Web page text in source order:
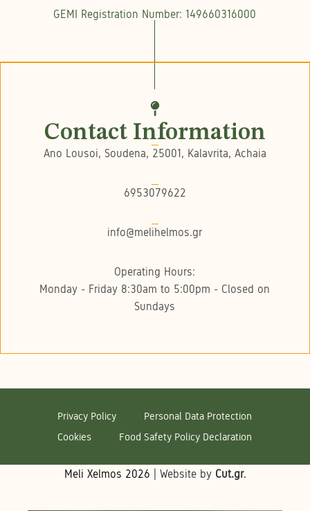
GEMI Registration Number: 149660316000
Contact Information
Ano Lousoi, Soudena, 25001, Kalavrita, Achaia
6953079622
info@melihelmos.gr
Operating Hours:
Monday - Friday 8:30am to 5:00pm - Closed on
Sundays
Privacy Policy
Personal Data Protection
Cookies
Food Safety Policy Declaration
Meli Xelmos 2026 | Website by Cut.gr.